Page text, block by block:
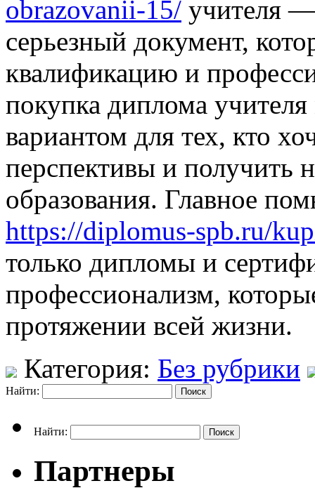
obrazovanii-15/ учителя
серьезный документ,
квалификацию и
покупка диплома
вариантом для тех, кто
перспективы и получить
образования. Главное
https://diplomus-spb.ru/
только дипломы и
профессионализм,
протяжении всей жизни.
Категория: Без рубрики
Найти:
Найти:
Партнеры